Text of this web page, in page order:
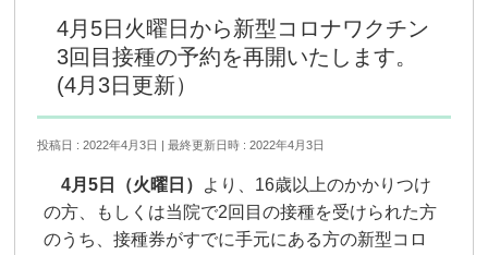
4月5日火曜日から新型コロナワクチン
3回目接種の予約を再開いたします。
(4月3日更新）
投稿日 : 2022年4月3日 最終更新日時 : 2022年4月3日
4月5日（火曜日） より、16歳以上のかかりつけ
の方、もしくは当院で2回目の接種を受けられた方
のうち、接種券がすでに手元にある方の新型コロ